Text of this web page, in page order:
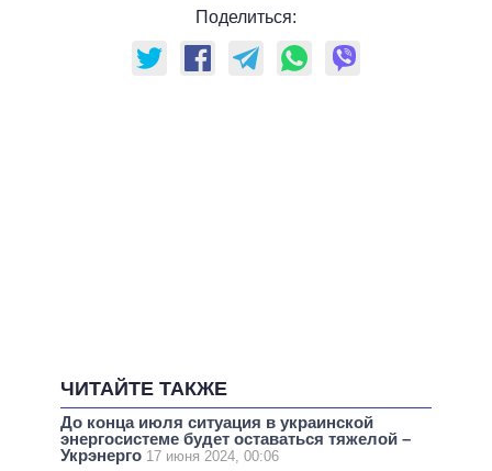
Поделиться:
ЧИТАЙТЕ ТАКЖЕ
До конца июля ситуация в украинской
энергосистеме будет оставаться тяжелой –
Укрэнерго 17 июня 2024, 00:06